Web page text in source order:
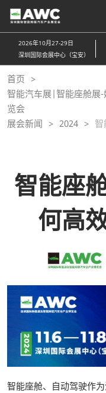
直
接
跳
至
内
容
2026年10月27-29日
深圳国际会展中心（宝安）
首页
智能汽车展|智能座舱展
览会
展会新闻
2024 智
智能座
何高
智能座舱、自动驾驶作